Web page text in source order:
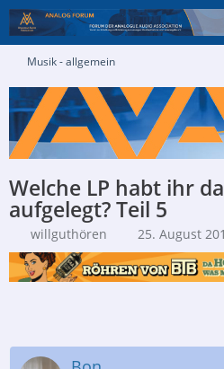
Musik - allgemein
Welche LP habt ihr
aufgelegt? Teil 5
willguthören 25. August